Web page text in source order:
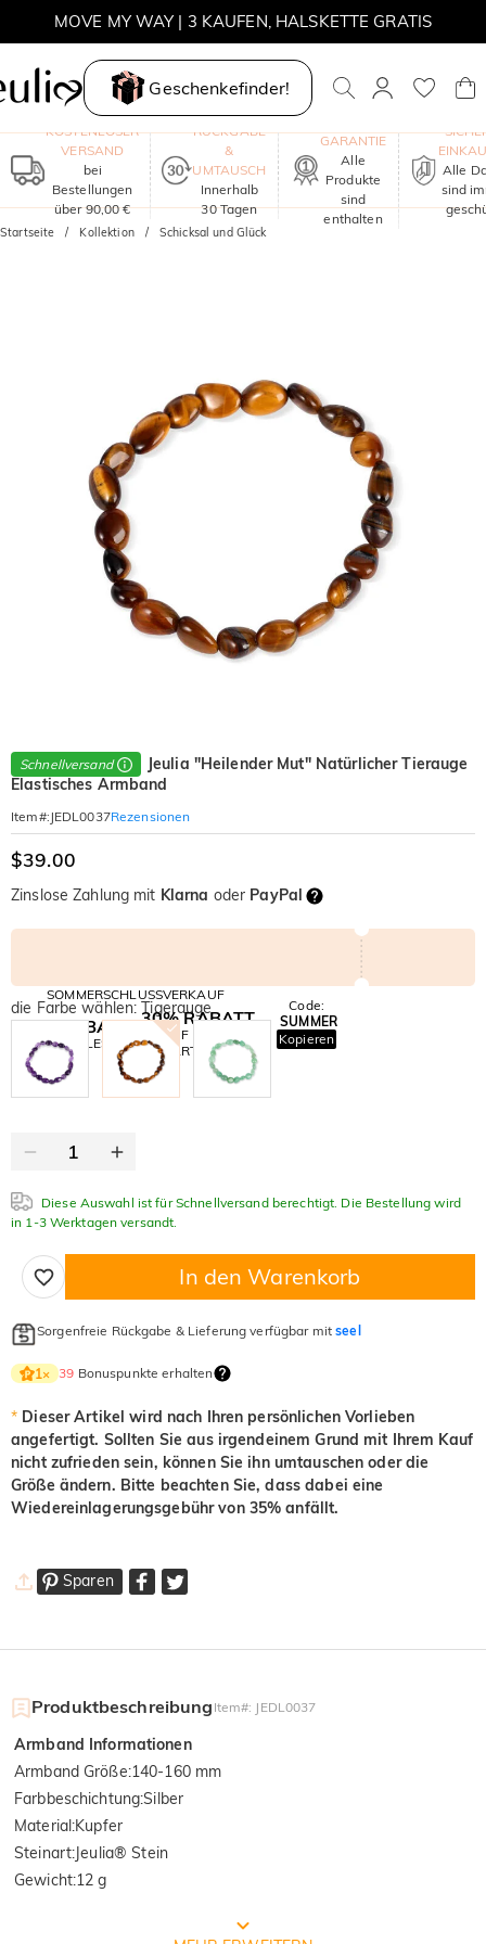
MOVE MY WAY | 3 KAUFEN, HALSKETTE GRATIS
Geschenkefinder!
KOSTENLOSER
VERSAND
bei
Bestellungen
über 90,00 €
RÜCKGABE
&
UMTAUSCH
Innerhalb
30 Tagen
GARANTIE
Alle
Produkte
sind
enthalten
Alle
sind
Startseite Kollektion Schicksal und Glück
Schnellversand
Jeulia "Heilender Mut" Natürlicher Tierauge
Elastisches Armband
Item#: JEDL0037Rezensionen
$39.00
Zinslose Zahlung mit Klarna oder PayPal
SOMMERSCHLUSSVERKAUF
10% RABATT
AUF ALLES
30% RABATT
AUF DEN 2.
ARTIKEL
Code:
SUMMER
Kopieren
die Farbe wählen: Tigerauge
Diese Auswahl ist für Schnellversand berechtigt. Die Bestellung wird
in 1-3 Werktagen versandt.
In den Warenkorb
Sorgenfreie Rückgabe & Lieferung verfügbar mitseel
1× 39 Bonuspunkte erhalten
* Dieser Artikel wird nach Ihren persönlichen Vorlieben
angefertigt. Sollten Sie aus irgendeinem Grund mit Ihrem Kauf
nicht zufrieden sein, können Sie ihn umtauschen oder die
Größe ändern. Bitte beachten Sie, dass dabei eine
Wiedereinlagerungsgebühr von 35% anfällt.
Sparen
Produktbeschreibung Item#: JEDL0037
Armband Informationen
Armband Größe:140-160 mm
Farbbeschichtung:Silber
Material:Kupfer
Steinart:Jeulia® Stein
Gewicht:12 g